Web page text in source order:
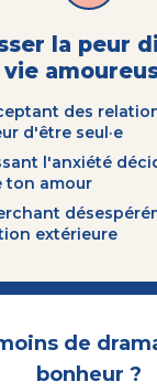
la peur
vie
des
d'être seul·e
l'anxiété
ton amour
extérieure
de
bonheur ?